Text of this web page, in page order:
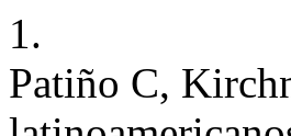
1.
Patiño C,